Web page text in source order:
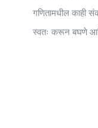
गणितामधील काही
स्वतः करून बघणे